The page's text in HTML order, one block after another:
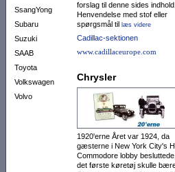
SsangYong
Subaru
Suzuki
SAAB
Toyota
Volkswagen
Volvo
forslag til denne sides indhold.
Henvendelse med stof eller
spørgsmål til læs videre
Cadillac-sektionen
www.cadillaceurope.com
Chrysler
1920'erne Året var 1924, da
gæsterne i New York City's
Commodore lobby
det første køretøj skulle